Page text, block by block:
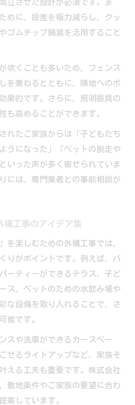
立させた設計が必須です。ま
めに、段差を極力減らし、クッ
ゴムチップ舗装を活用すること
吹くことも多いため、フェンス
を兼ねるとともに、隣地へのボ
果的です。さらに、照明器具の
も高めることができます。
れたご家族からは「子どもたち
うになった」「ペットの脱走や
いった声が多く寄せられていま
には、専門業者との事前相談が
構工事のアイデア集
を楽しむための外構工事では、
りがポイントです。例えば、バ
ーティーができるテラス、子ど
ス、ペットのための水飲み場や
な設備を取り入れることで、さ
能です。
スや洗車ができるカースペー
せるライトアップなど、家族そ
える工夫も重要です。株式会社
敷地条件やご家族の要望に合わ
案しています。